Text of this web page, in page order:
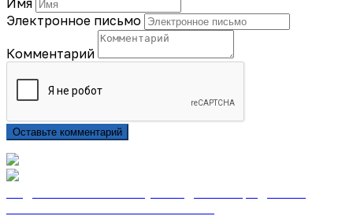
Электронное письмо
Комментарий
Оставьте комментарий